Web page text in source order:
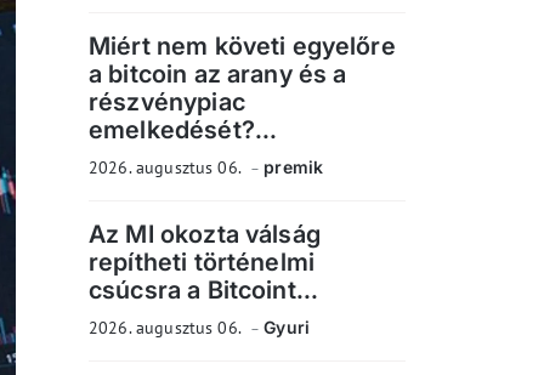
Miért nem követi egyelőre
a bitcoin az arany és a
részvénypiac
emelkedését?...
2026. augusztus 06. premik
Az MI okozta válság
repítheti történelmi
csúcsra a Bitcoint...
2026. augusztus 06. Gyuri